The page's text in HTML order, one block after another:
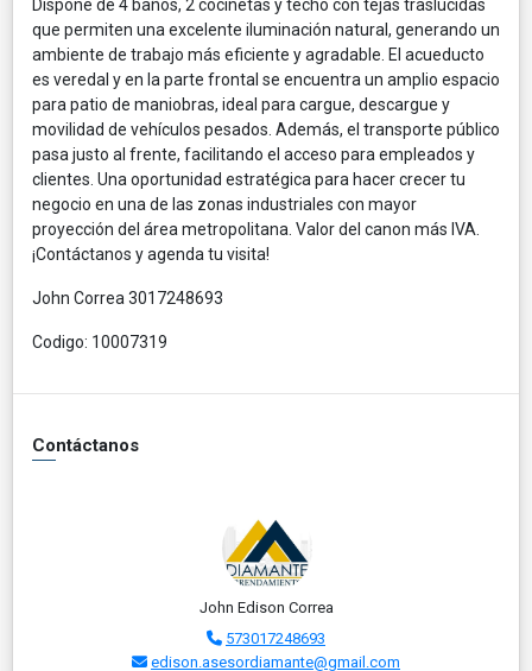
Dispone de 4 baños, 2 cocinetas y techo con tejas traslúcidas
que permiten una excelente iluminación natural, generando un
ambiente de trabajo más eficiente y agradable. El acueducto
es veredal y en la parte frontal se encuentra un amplio espacio
para patio de maniobras, ideal para cargue, descargue y
movilidad de vehículos pesados. Además, el transporte público
pasa justo al frente, facilitando el acceso para empleados y
clientes. Una oportunidad estratégica para hacer crecer tu
negocio en una de las zonas industriales con mayor
proyección del área metropolitana. Valor del canon más IVA.
¡Contáctanos y agenda tu visita!
John Correa 3017248693
Codigo: 10007319
Contáctanos
John Edison Correa
573017248693
edison.asesordiamante@gmail.com